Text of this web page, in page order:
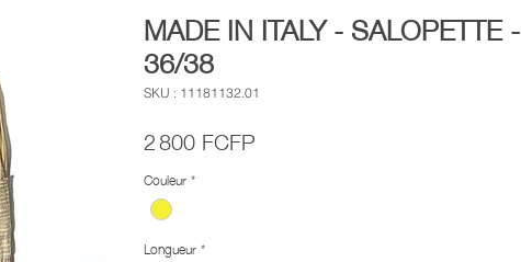
MADE IN ITALY - SALOPETTE -
36/38
SKU : 11181132.01
2 800 FCFP
Couleur*
Longueur*